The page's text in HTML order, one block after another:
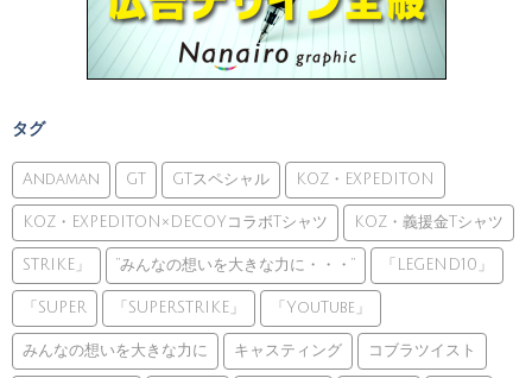
タグ
Andaman GT GTスペシャル KOZ・EXPEDITON
KOZ・EXPEDITON×DECOYコラボTシャツ KOZ・義援金Tシャツ
STRIKE」 ”みんなの想いを大きな力に・・・” 「LEGEND10」
「SUPER 「SUPERSTRIKE」 「YouTube」
みんなの想いを大きな力に キャスティング コブラツイスト